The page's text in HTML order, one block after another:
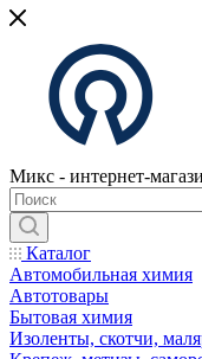
Микс - интернет-
Каталог
Автомобильная химия
Автотовары
Бытовая химия
Изоленты, скотчи,